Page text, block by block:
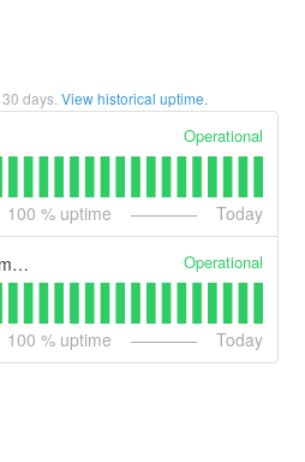
30 days. View historical uptime.
Operational
100 % uptime Today
Management Portal (example) Operational
100 % uptime Today